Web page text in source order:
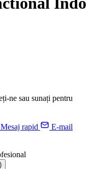
ne sau sunați pentru
Mesaj rapid
E-mail